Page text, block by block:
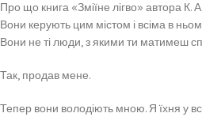
Про що книга «Зміїне лігво» автора К.
Вони керують цим містом і всіма в
Вони не ті люди, з якими ти матимеш
Так, продав мене.
Тепер вони володіють мною. Я їхня у